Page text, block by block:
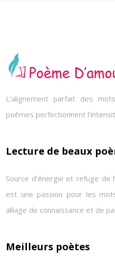
L’alignement parfait des
poèmes perfectionnent
Lecture de beaux
Source d’énergie et refuge de
est une passion pour les
alliage de connaissance et de
Meilleurs poètes